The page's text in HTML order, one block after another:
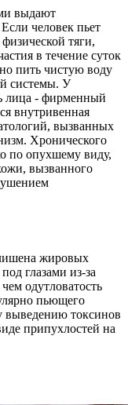
выдают
человек пьет
тяги,
в течение суток
пить чистую воду
системы. У
лица - фирменный
внутривенная
вызванных
Хронического
по опухшему виду,
вызванного
жировых
глазами из-за
одутловатость
пьющего
выведению токсинов
припухлостей на